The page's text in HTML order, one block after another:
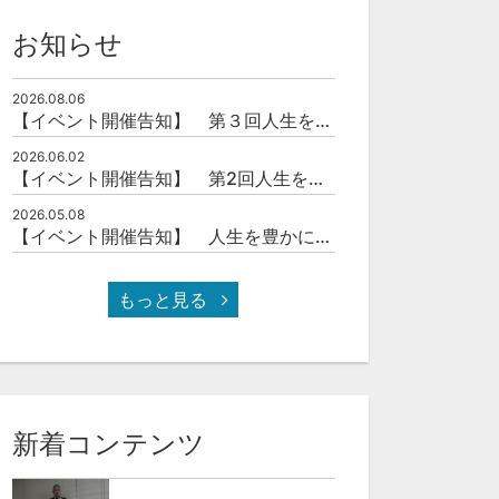
お知らせ
2026.08.06
【イベント開催告知】 第３回人生を豊かにする「本の力」を学ぶ会
2026.06.02
【イベント開催告知】 第2回人生を豊かにする「本の力」を学ぶ会
2026.05.08
【イベント開催告知】 人生を豊かにする「本の力」を学ぶ会
もっと見る
新着コンテンツ